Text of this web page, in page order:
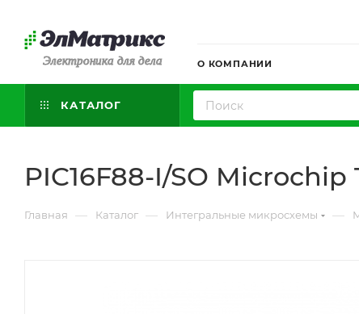
Электроника для дела О КОМПАНИИ
КАТАЛОГ
PIC16F88-I/SO
Главная — Каталог — Интегральные микросхемы —